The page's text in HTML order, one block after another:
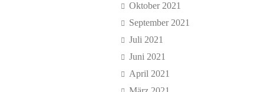
Oktober 2021
September 2021
Juli 2021
Juni 2021
April 2021